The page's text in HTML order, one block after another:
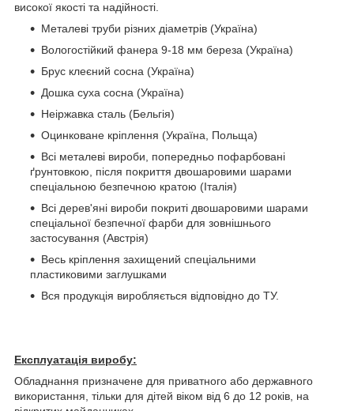
високої якості та надійності.
Металеві труби різних діаметрів (Україна)
Вологостійкий фанера 9-18 мм береза (Україна)
Брус клеєний сосна (Україна)
Дошка суха сосна (Україна)
Неіржавка сталь (Бельгія)
Оцинковане кріплення (Україна, Польща)
Всі металеві вироби, попередньо пофарбовані
ґрунтовкою, після покриття двошаровими шарами
спеціальною безпечною кратою (Італія)
Всі дерев'яні вироби покриті двошаровими шарами
спеціальної безпечної фарби для зовнішнього
застосування (Австрія)
Весь кріплення захищений спеціальними
пластиковими заглушками
Вся продукція виробляється відповідно до ТУ.
Експлуатація виробу:
Обладнання призначене для приватного або державного
використання, тільки для дітей віком від 6 до 12 років, на